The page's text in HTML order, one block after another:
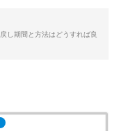
し期間と方法はどうすれば良